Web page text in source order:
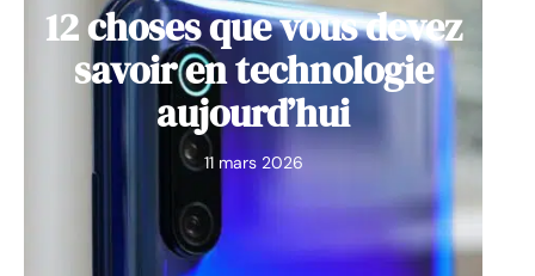
12 choses que vous devez
savoir en technologie
aujourd’hui
11 mars 2026